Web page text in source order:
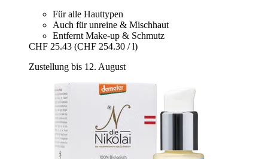
Für alle Hauttypen
Auch für unreine & Mischhaut
Entfernt Make-up & Schmutz
CHF 25.43 (CHF 254.30 / l)
Zustellung bis 12. August